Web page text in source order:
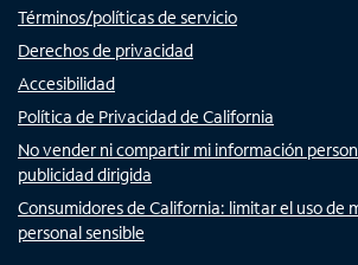
Términos/políticas de servicio
Derechos de privacidad
Accesibilidad
Política de Privacidad de California
No vender ni compartir mi información
publicidad dirigida
Consumidores de California: limitar el uso de
personal sensible